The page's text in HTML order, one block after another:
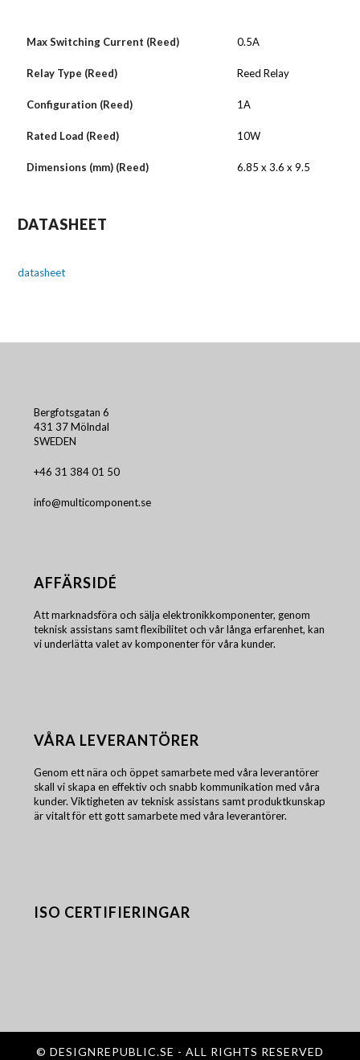
Max Switching Current (Reed) 0.5A
Relay Type (Reed) Reed Relay
Configuration (Reed) 1A
Rated Load (Reed) 10W
Dimensions (mm) (Reed) 6.85 x 3.6 x 9.5
DATASHEET
datasheet
Bergfotsgatan 6
431 37 Mölndal
SWEDEN
+46 31 384 01 50
info@multicomponent.se
AFFÄRSIDÉ
Att marknadsföra och sälja elektronikkomponenter, genom
teknisk assistans samt flexibilitet och vår långa erfarenhet, kan
vi underlätta valet av komponenter för våra kunder.
VÅRA LEVERANTÖRER
Genom ett nära och öppet samarbete med våra leverantörer
skall vi skapa en effektiv och snabb kommunikation med våra
kunder. Viktigheten av teknisk assistans samt produktkunskap
är vitalt för ett gott samarbete med våra leverantörer.
ISO CERTIFIERINGAR
© DESIGNREPUBLIC.SE - ALL RIGHTS RESERVED